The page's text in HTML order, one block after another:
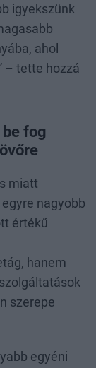
igyekszünk
ahol
– tette hozzá
fog
miatt
nagyobb
értékű
hanem
szerepe
egyéni